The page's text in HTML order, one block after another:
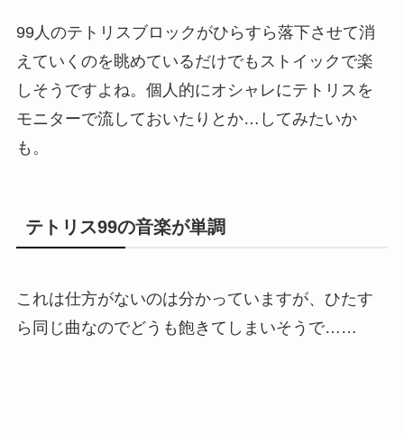
99人のテトリスブロックがひらすら落下させて消
えていくのを眺めているだけでもストイックで楽
しそうですよね。個人的にオシャレにテトリスを
モニターで流しておいたりとか…してみたいか
も。
テトリス99の音楽が単調
これは仕方がないのは分かっていますが、ひたす
ら同じ曲なのでどうも飽きてしまいそうで……